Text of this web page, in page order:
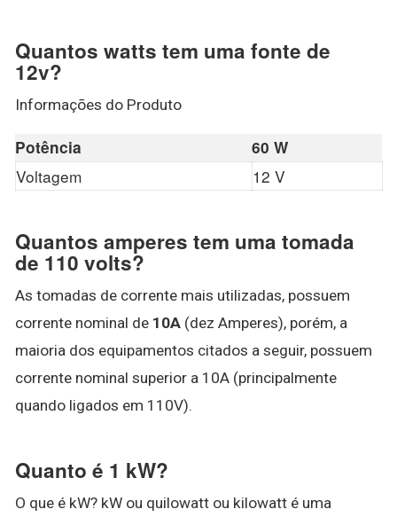
Quantos watts tem uma fonte de
12v?
Informações do Produto
Potência 60 W
Voltagem 12 V
Quantos amperes tem uma tomada
de 110 volts?
As tomadas de corrente mais utilizadas, possuem
corrente nominal de 10A (dez Amperes), porém, a
maioria dos equipamentos citados a seguir, possuem
corrente nominal superior a 10A (principalmente
quando ligados em 110V).
Quanto é 1 kW?
O que é kW? kW ou quilowatt ou kilowatt é uma